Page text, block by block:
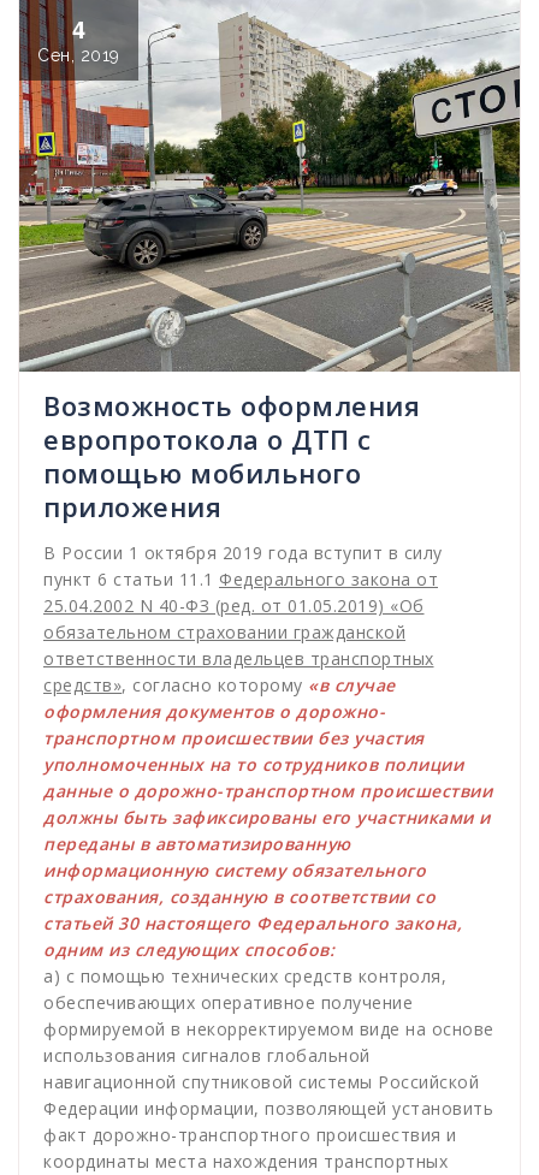
4
Сен, 2019
Возможность оформления
европротокола о ДТП с
помощью мобильного
приложения
В России 1 октября 2019 года вступит в силу
пункт 6 статьи 11.1 Федерального закона от
25.04.2002 N 40-ФЗ (ред. от 01.05.2019) «Об
обязательном страховании гражданской
ответственности владельцев транспортных
средств», согласно которому «в случае
оформления документов о дорожно-
транспортном происшествии без участия
уполномоченных на то сотрудников полиции
данные о дорожно-транспортном происшествии
должны быть зафиксированы его участниками и
переданы в автоматизированную
информационную систему обязательного
страхования, созданную в соответствии со
статьей 30 настоящего Федерального закона,
одним из следующих способов:
а) с помощью технических средств контроля,
обеспечивающих оперативное получение
формируемой в некорректируемом виде на основе
использования сигналов глобальной
навигационной спутниковой системы Российской
Федерации информации, позволяющей установить
факт дорожно-транспортного происшествия и
координаты места нахождения транспортных